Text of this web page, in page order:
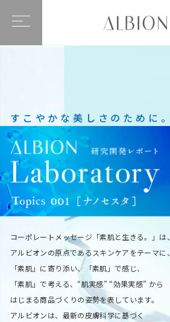
すこやかな美しさのために。
コーポレートメッセージ「素肌と生きる。」は、
アルビオンの原点である スキンケアをテーマに、
「素肌」に寄り添い、「素肌」で感じ、
「素肌」で考える、“肌実感” “効果実感” から
はじまる商品づくりの姿勢を表しています。
アルビオンは、最新の皮膚科学に基づく